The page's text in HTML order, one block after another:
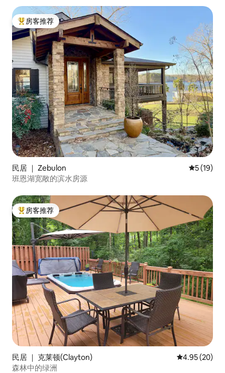
热门「房客推荐」
房客推荐
民居 ｜ Zebulon 平均评分
5 (19)
班恩湖宽敞的滨水房源
热门「房客推荐」
房客推荐
民居 ｜ 克莱顿(Clayton) 平均评分
4.95 (20)
森林中的绿洲